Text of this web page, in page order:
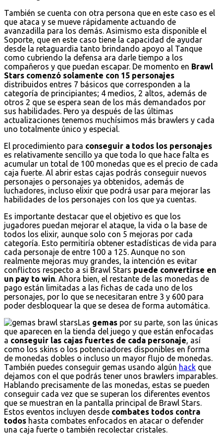
También se cuenta con otra persona que en este caso es el
que ataca y se mueve rápidamente actuando de
avanzadilla para los demás. Asimismo esta disponible el
Soporte, que en este caso tiene la capacidad de ayudar
desde la retaguardia tanto brindando apoyo al Tanque
como cubriendo la defensa ara darle tiempo a los
compañeros y que puedan escapar. De momento en Brawl
Stars comenzó solamente con 15 personajes
distribuidos entres 7 básicos que corresponden a la
categoría de principiantes; 4 medios, 2 altos, además de
otros 2 que se espera sean de los más demandados por
sus habilidades. Pero ya después de las últimas
actualizaciones tenemos muchísimos más brawlers y cada
uno totalmente único y especial.
El procedimiento para conseguir a todos los personajes
es relativamente sencillo ya que toda lo que hace falta es
acumular un total de 100 monedas que es el precio de cada
caja fuerte. Al abrir estas cajas podrás conseguir nuevos
personajes o personajes ya obtenidos, además de
luchadores, incluso elixir que podrá usar para mejorar las
habilidades de los personajes con los que ya cuentas.
Es importante destacar que el objetivo es que los
jugadores puedan mejorar el ataque, la vida o la base de
todos los elixir, aunque solo con 5 mejoras por cada
categoría. Esto permitiría obtener estadísticas de vida para
cada personaje de entre 100 a 125. Aunque no son
realmente mejoras muy grandes, la intención es evitar
conflictos respecto a si Brawl Stars puede convertirse en
un pay to win . Ahora bien, el restante de las monedas de
pago están limitadas a las fichas de cada uno de los
personajes, por lo que se necesitaran entre 3 y 600 para
poder desbloquear la que se desea de forma automática.
Las gemas por su parte, son las únicas
que aparecen en la tienda del juego y que están enfocadas
a conseguir las cajas fuertes de cada personaje , así
como los skins o los potenciadores disponibles en forma
de monedas dobles o incluso un mayor flujo de monedas.
También puedes conseguir gemas usando algún hack que
dejamos con el que podrás tener unos brawlers imparables.
Hablando precisamente de las monedas, estas se pueden
conseguir cada vez que se superan los diferentes eventos
que se muestran en la pantalla principal de Brawl Stars.
Estos eventos incluyen desde combates todos contra
todos hasta combates enfocados en atacar o defender
una caja fuerte o también recolectar cristales.